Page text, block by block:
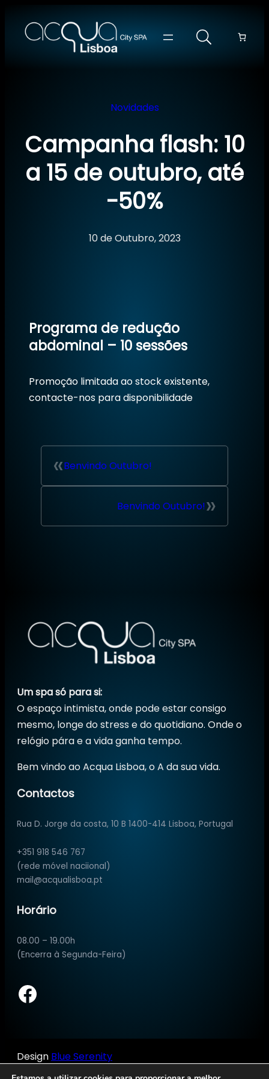
para
Novidades
Campanha flash: 10
a 15 de outubro, até
-50%
10 de Outubro, 2023
Programa de redução
abdominal – 10 sessões
Promoção limitada ao stock existente,
contacte-nos para disponibilidade
«Benvindo Outubro!
»
Benvindo Outubro!
Um spa só para si:
O espaço intimista, onde pode estar consigo
mesmo, longe do stress e do quotidiano. Onde o
relógio pára e a vida ganha tempo.
Bem vindo ao Acqua Lisboa, o A da sua vida.
Contactos
Rua D. Jorge da costa, 10 B 1400-414 Lisboa, Portugal
+351 918 546 767
(rede móvel naciional)
mail@acqualisboa.pt
Horário
08.00 – 19.00h
(Encerra à Segunda-Feira)
Facebook
Design Blue Serenity